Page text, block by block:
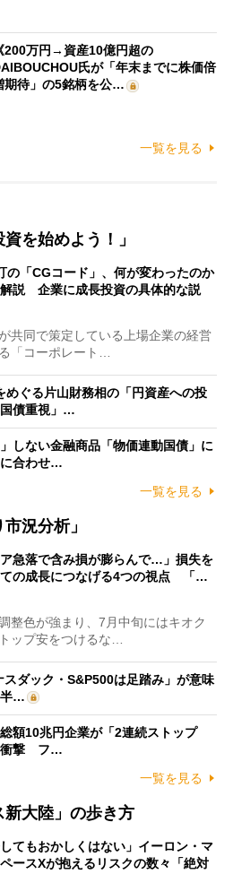
《200万円→資産10億円超の
氏が「年末までに株価倍
期待」の5銘柄を公…
一覧を見る
を始めよう！」
の「CGコード」、何が変わったのか
説 企業に成長投資の具体的な説
共同で策定している上場企業の経営
「コーポレート…
めぐる片山財務相の「円資産への投
債重視」…
しない金融商品「物価連動国債」に
合わせ…
一覧を見る
況分析」
ア急落で含み損が膨らんで…」損失を
の成長につなげる4つの視点 「…
整色が強まり、7月中旬にはキオク
ップ安をつけるな…
スダック・S&P500は足踏み」が意味
半…
額10兆円企業が「2連続ストップ
衝撃 フ…
一覧を見る
大陸」の歩き方
してもおかしくはない」イーロン・マ
ースXが抱えるリスクの数々「絶対